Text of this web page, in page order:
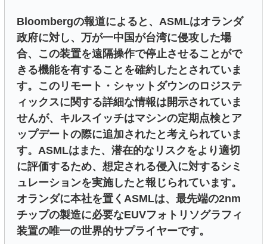
Bloombergの報道によると、ASMLはオランダ
政府に対し、万が一中国が台湾に侵攻した場
合、この装置を遠隔操作で停止させることがで
きる機能を有することを確約したとされていま
す。このリモート・シャットダウンのロジステ
ィックスに関する詳細な情報は開示されていま
せんが、キルスイッチはマシンの定期点検とア
ップデートの際に追加されたと考えられていま
す。ASMLはまた、潜在的なリスクをより適切
に評価するため、想定される侵入に対するシミ
ュレーションを実施したと報じられています。
オランダに本社を置くASMLは、最先端の2nm
チップの製造に必要なEUVフォトリソグラフィ
装置の唯一の世界的サプライヤーです。